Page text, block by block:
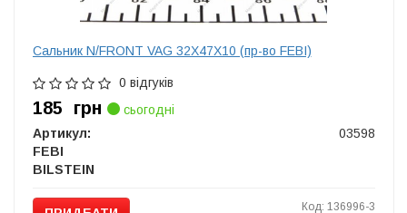
Сальник N/FRONT VAG 32X47X10 (пр-во FEBI)
0 відгуків
185 грн
сьогодні
Артикул:
03598
FEBI
BILSTEIN
Код: 136996-3